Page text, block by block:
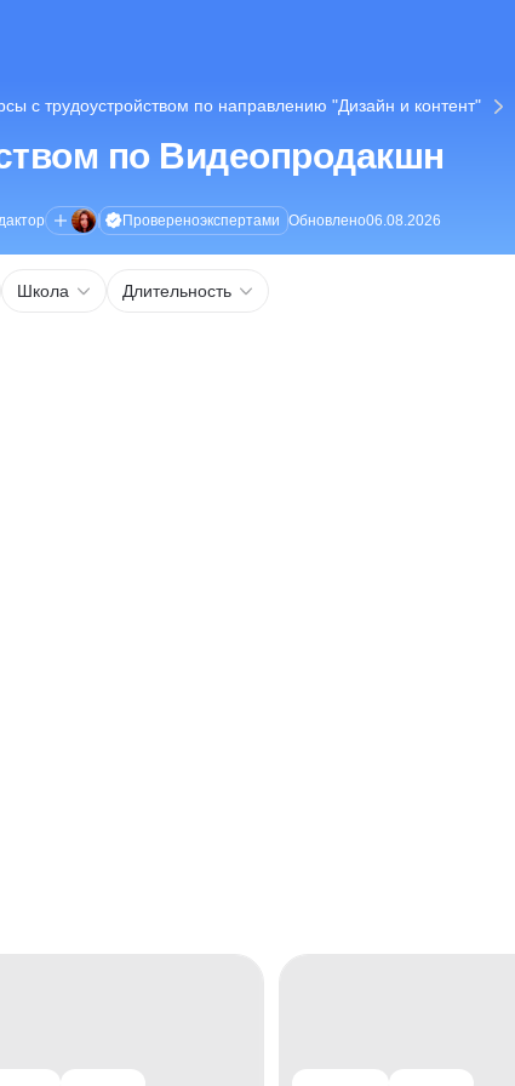
с трудоустройством по направлению "Дизайн и контент"
по Видеопродакшн
Провереноэкспертами Обновлено06.08.2026
Школа Длительность